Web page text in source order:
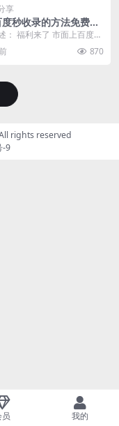
享
秒收录的方法免费放
： 福利来了 市面上百度秒
法免费放送 给各位助助兴
的备...
870
rights reserved
-9
我的